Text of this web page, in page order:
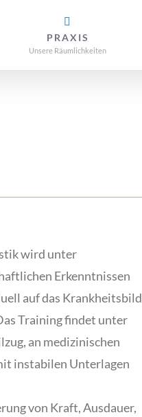
PRAXIS
Unsere Räumlichkeiten
wird unter
Erkenntnissen
auf das Krankheitsbild
Training findet unter
an medizinischen
instabilen Unterlagen
von Kraft, Ausdauer,